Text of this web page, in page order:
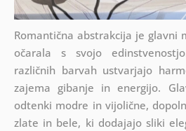
Romantična abstrakcija je glavni
očarala s svojo
različnih barvah ustvarjajo
zajema gibanje in energijo.
odtenki modre in vijolične,
zlate in bele, ki dodajajo sliki